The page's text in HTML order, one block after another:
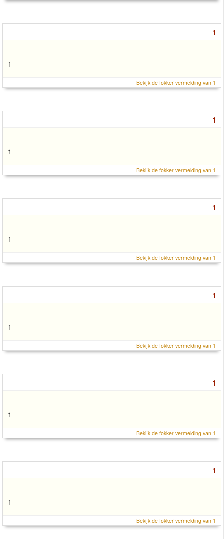
1
1
Bekijk de fokker vermelding van 1
1
1
Bekijk de fokker vermelding van 1
1
1
Bekijk de fokker vermelding van 1
1
1
Bekijk de fokker vermelding van 1
1
1
Bekijk de fokker vermelding van 1
1
1
Bekijk de fokker vermelding van 1